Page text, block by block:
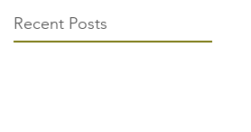
Recent Posts